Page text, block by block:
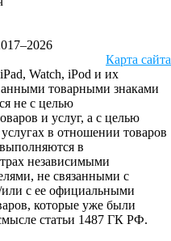
Карта сайта
Watch, iPod и их
товарными знаками
не с целью
и услуг, а с целью
в отношении товаров
в
независимыми
не связанными с
с ее официальными
которые уже были
статьи 1487 ГК РФ.